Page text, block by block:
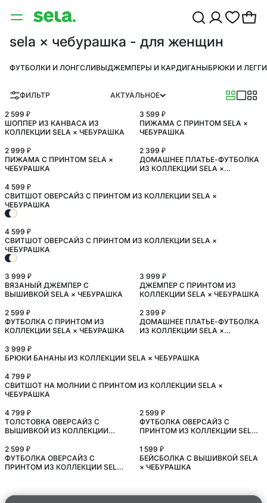
sela × чебурашка - для женщин
ФУТБОЛКИ И ЛОНГСЛИВЫДЖЕМПЕРЫ И КАРДИГАНЫБРЮКИ И
ФИЛЬТР АКТУАЛЬНОЕ
2 599 ₽
ШОППЕР ИЗ КАНВАСА ИЗ
КОЛЛЕКЦИИ SELA × ЧЕБУРАШКА
3 599 ₽
ПИЖАМА С ПРИНТОМ SELA ×
ЧЕБУРАШКА
2 999 ₽
ПИЖАМА С ПРИНТОМ SELA ×
ЧЕБУРАШКА
2 399 ₽
ДОМАШНЕЕ ПЛАТЬЕ-ФУТБОЛКА
ИЗ КОЛЛЕКЦИИ SELA ×
4 599 ₽
СВИТШОТ ОВЕРСАЙЗ С ПРИНТОМ ИЗ КОЛЛЕКЦИИ SELA ×
ЧЕБУРАШКА
4 599 ₽
СВИТШОТ ОВЕРСАЙЗ С ПРИНТОМ ИЗ КОЛЛЕКЦИИ SELA ×
ЧЕБУРАШКА
3 999 ₽
ВЯЗАНЫЙ ДЖЕМПЕР С
ВЫШИВКОЙ SELA × ЧЕБУРАШКА
3 999 ₽
ДЖЕМПЕР С ПРИНТОМ ИЗ
КОЛЛЕКЦИИ SELA × ЧЕБУРАШКА
2 599 ₽
ФУТБОЛКА С ПРИНТОМ ИЗ
КОЛЛЕКЦИИ SELA × ЧЕБУРАШКА
2 399 ₽
ДОМАШНЕЕ ПЛАТЬЕ-ФУТБОЛКА
ИЗ КОЛЛЕКЦИИ SELA ×
3 999 ₽
БРЮКИ БАНАНЫ ИЗ КОЛЛЕКЦИИ SELA × ЧЕБУРАШКА
4 799 ₽
СВИТШОТ НА МОЛНИИ С ПРИНТОМ ИЗ КОЛЛЕКЦИИ SELA ×
ЧЕБУРАШКА
4 799 ₽
ТОЛСТОВКА ОВЕРСАЙЗ С
ВЫШИВКОЙ ИЗ КОЛЛЕКЦИИ
2 599 ₽
ФУТБОЛКА ОВЕРСАЙЗ С
ПРИНТОМ ИЗ КОЛЛЕКЦИИ SELA
2 599 ₽
ФУТБОЛКА ОВЕРСАЙЗ С
ПРИНТОМ ИЗ КОЛЛЕКЦИИ SELA
1 599 ₽
БЕЙСБОЛКА С ВЫШИВКОЙ SELA
× ЧЕБУРАШКА